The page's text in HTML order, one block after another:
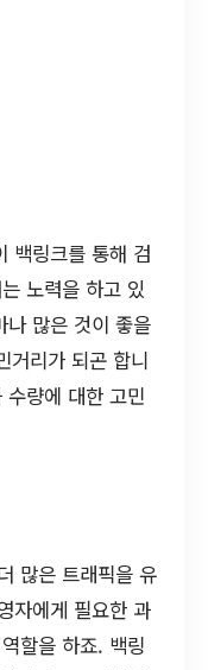
백링크를 통해 검
노력을 하고 있
나 많은 것이 좋을
거리가 되곤 합니
수량에 대한 고민
많은 트래픽을 유
자에게 필요한 과
할을 하죠. 백링